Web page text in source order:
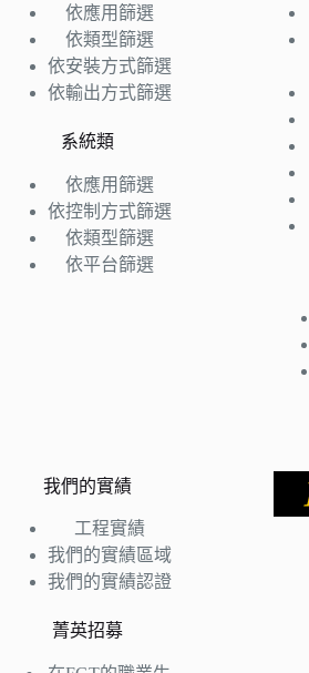
依應用篩選
依類型篩選
依安裝方式篩選
依輸出方式篩選
系統類
依應用篩選
依控制方式篩選
依類型篩選
依平台篩選
我們的實績
工程實績
我們的實績區域
我們的實績認證
菁英招募